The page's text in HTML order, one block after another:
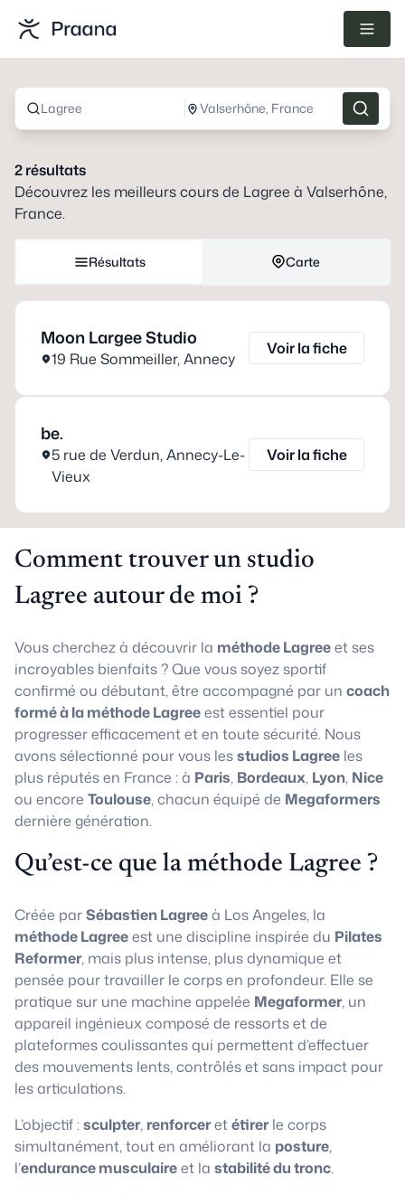
Lagree Valserhône, France
2résultats
Découvrez les meilleurs cours de Lagree à Valserhône,
France.
Résultats Carte
Moon Largee Studio
19 Rue Sommeiller,Annecy
Voir la fiche
be.
5 rue de Verdun,Annecy-Le-
Vieux
Voir la fiche
Comment trouver un studio
Lagree autour de moi ?
Vous cherchez à découvrir la méthode Lagreeet ses
incroyables bienfaits ? Que vous soyez sportif
confirmé ou débutant, être accompagné par un coach
formé à la méthode Lagreeest essentiel pour
progresser efficacement et en toute sécurité. Nous
avons sélectionné pour vous lesstudios Lagree les
plus réputés en France : à Paris, Bordeaux, Lyon, Nice
ou encore Toulouse, chacun équipé de Megaformers
dernière génération.
Qu’est-ce que la méthode Lagree ?
Créée parSébastien Lagreeà Los Angeles, la
méthode Lagreeest une discipline inspirée du Pilates
Reformer, mais plus intense, plus dynamique et
pensée pour travailler le corps en profondeur. Elle se
pratique sur une machine appelée Megaformer, un
appareil ingénieux composé de ressorts et de
plateformes coulissantes qui permettent d’effectuer
des mouvements lents, contrôlés et sans impact pour
les articulations.
L’objectif :sculpter, renforceretétirerle corps
simultanément, tout en améliorant la posture,
l’endurance musculaireet la stabilité du tronc.